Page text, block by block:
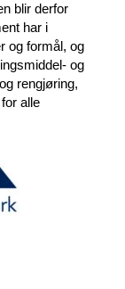
blir derfor
har i
og formål, og
og
rengjøring,
alle